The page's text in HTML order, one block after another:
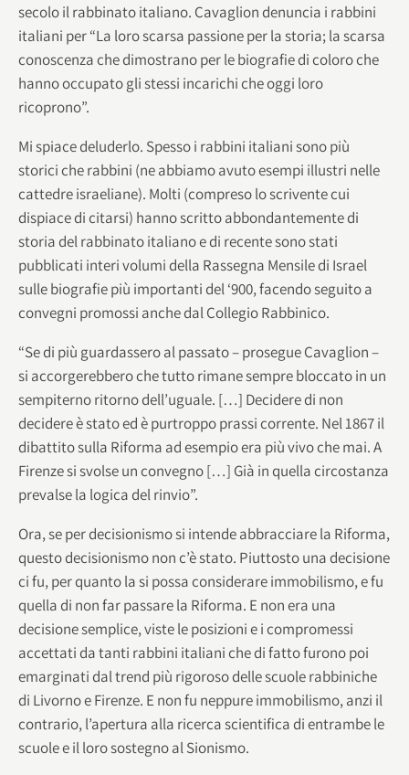
secolo il rabbinato italiano. Cavaglion denuncia i rabbini
italiani per “La loro scarsa passione per la storia; la scarsa
conoscenza che dimostrano per le biografie di coloro che
hanno occupato gli stessi incarichi che oggi loro
ricoprono”.
Mi spiace deluderlo. Spesso i rabbini italiani sono più
storici che rabbini (ne abbiamo avuto esempi illustri nelle
cattedre israeliane). Molti (compreso lo scrivente cui
dispiace di citarsi) hanno scritto abbondantemente di
storia del rabbinato italiano e di recente sono stati
pubblicati interi volumi della Rassegna Mensile di Israel
sulle biografie più importanti del ‘900, facendo seguito a
convegni promossi anche dal Collegio Rabbinico.
“Se di più guardassero al passato – prosegue Cavaglion –
si accorgerebbero che tutto rimane sempre bloccato in un
sempiterno ritorno dell’uguale. […] Decidere di non
decidere è stato ed è purtroppo prassi corrente. Nel 1867 il
dibattito sulla Riforma ad esempio era più vivo che mai. A
Firenze si svolse un convegno […] Già in quella circostanza
prevalse la logica del rinvio”.
Ora, se per decisionismo si intende abbracciare la Riforma,
questo decisionismo non c’è stato. Piuttosto una decisione
ci fu, per quanto la si possa considerare immobilismo, e fu
quella di non far passare la Riforma. E non era una
decisione semplice, viste le posizioni e i compromessi
accettati da tanti rabbini italiani che di fatto furono poi
emarginati dal trend più rigoroso delle scuole rabbiniche
di Livorno e Firenze. E non fu neppure immobilismo, anzi il
contrario, l’apertura alla ricerca scientifica di entrambe le
scuole e il loro sostegno al Sionismo.